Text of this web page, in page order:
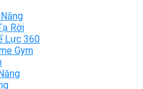
Rời
Lực 360
Gym